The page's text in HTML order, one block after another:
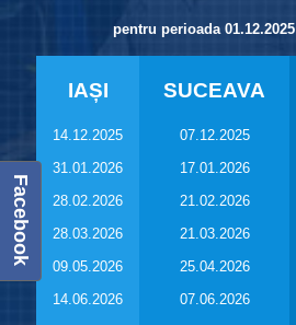
pentru perioada
IAȘI
14.12.2025
31.01.2026
28.02.2026
28.03.2026
09.05.2026
14.06.2026
SUCEAVA
07.12.2025
17.01.2026
21.02.2026
21.03.2026
25.04.2026
07.06.2026
Facebook